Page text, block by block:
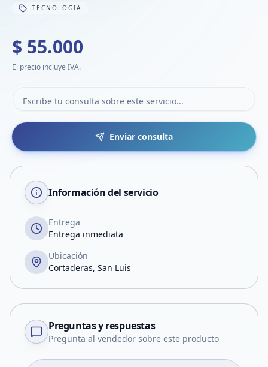
TECNOLOGIA
$ 55.000
El precio incluye IVA.
Enviar consulta
Información del servicio
Entrega
Entrega inmediata
Ubicación
Cortaderas, San Luis
Preguntas y respuestas
Pregunta al vendedor sobre este producto